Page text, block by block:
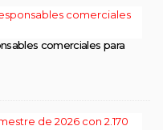
comerciales para